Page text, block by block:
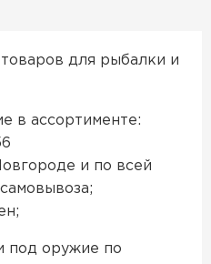
для рыбалки и
в ассортименте:
и по всей
под оружие по